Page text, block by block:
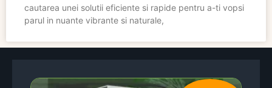
cautarea unei solutii eficiente si rapide pentru a-ti vopsi
parul in nuante vibrante si naturale,